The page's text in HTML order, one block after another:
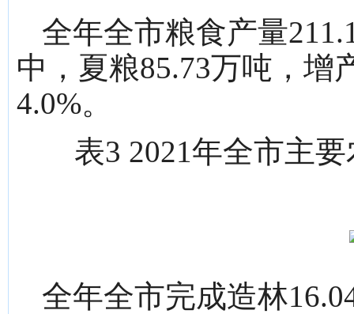
全年全市粮食产量
中，夏粮85.73万吨，增
4.0%。
表3 2021年全市主
全年全市完成造林